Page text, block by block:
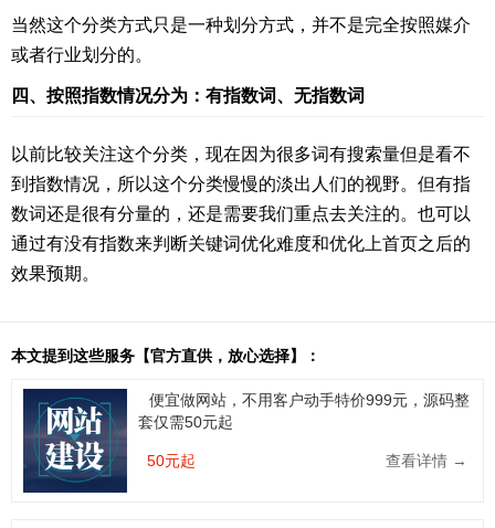
当然这个分类方式只是一种划分方式，并不是完全按照媒介
或者行业划分的。
四、按照指数情况分为：有指数词、无指数词
以前比较关注这个分类，现在因为很多词有搜索量但是看不
到指数情况，所以这个分类慢慢的淡出人们的视野。但有指
数词还是很有分量的，还是需要我们重点去关注的。也可以
通过有没有指数来判断关键词优化难度和优化上首页之后的
效果预期。
本文提到这些服务【官方直供，放心选择】：
便宜做网站，不用客户动手特价999元，源码整
套仅需50元起
50元起 查看详情 →